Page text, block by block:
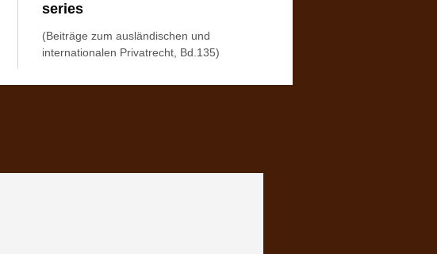
series
(Beiträge zum ausländischen und
internationalen Privatrecht, Bd.135)